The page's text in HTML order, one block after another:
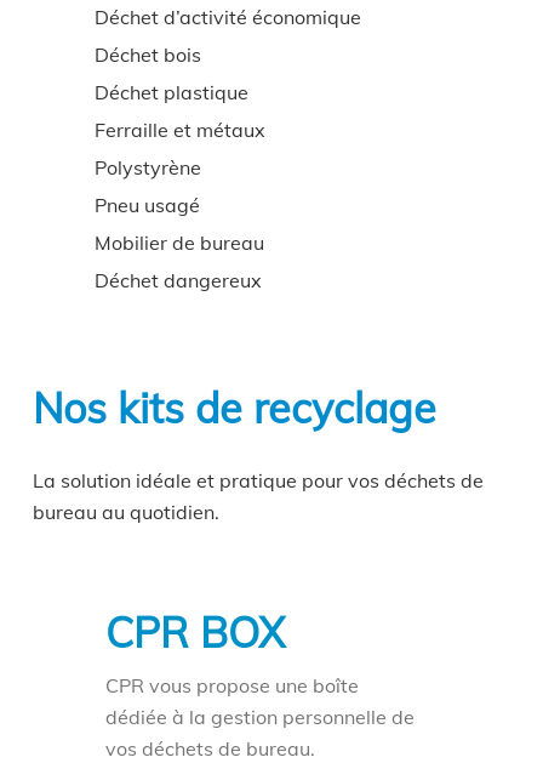
Déchet d’activité économique
Déchet bois
Déchet plastique
Ferraille et métaux
Polystyrène
Pneu usagé
Mobilier de bureau
Déchet dangereux
Nos kits de recyclage
La solution idéale et pratique pour vos déchets de
bureau au quotidien.
CPR BOX
CPR vous propose une boîte
dédiée à la gestion personnelle de
vos déchets de bureau.